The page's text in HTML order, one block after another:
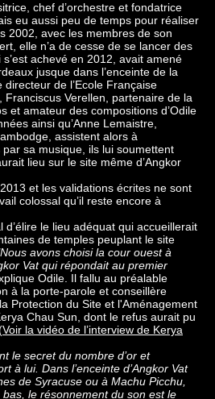
chef d’orchestre et fondatrice
eu aussi peu de temps pour réaliser
2002, avec les membres de son
elle n’a de cesse de se lancer des
achevé en 2012, avait amené
jusque dans l’enceinte de la
de l’Ecole Française
Franciscus Verellen, partenaire de la
et amateur des compositions d’Odile
ainsi qu’Anne Lemaistre,
assistent alors à
par sa musique, ils lui soumettent
lieu sur le site même d’Angkor
et les validations écrites ne sont
colossal qu’il reste encore à
d’élire le lieu adéquat qui accueillerait
de temples peuplant le site
avons choisi la cour ouest à
Vat qui répondait au premier
Odile. Il fallu au préalable
à la porte-parole et conseillère
Protection du Site et l'Aménagement
Chau Sun, dont le refus aurait pu
Voir la vidéo de l’interview de Kerya
le secret du nombre d’or et
à lui. Dans l’enceinte d’Angkor Vat
de Syracuse ou à Machu Picchu,
le résonnement du son est le